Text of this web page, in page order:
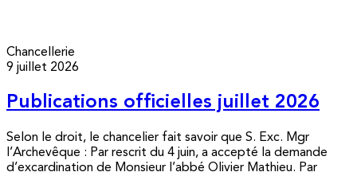
Chancellerie
9 juillet 2026
Publications officielles juillet 2026
Selon le droit, le chancelier fait savoir que S. Exc. Mgr
l’Archevêque : Par rescrit du 4 juin, a accepté la demande
d’excardination de Monsieur l’abbé Olivier Mathieu. Par